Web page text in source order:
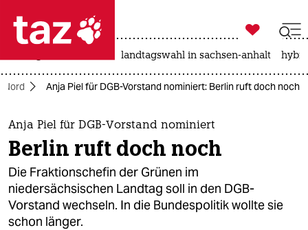
 taz zahl ich
taz zahl ich
themen
politik
öko
gesellschaft

taz zahl ich
landtagswahl in sachsen-anhalt
Nord Anja Piel für DGB-Vorstand nominiert: Berlin ruft doch noch
Anja Piel für DGB-Vorstand nominiert
Berlin ruft doch noch
Die Fraktionschefin der Grünen im
niedersächsischen Landtag soll in den DGB-
Vorstand wechseln. In die Bundespolitik wollte sie
schon länger.